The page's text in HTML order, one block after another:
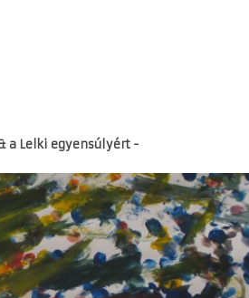
a Lelki egyensúlyért -